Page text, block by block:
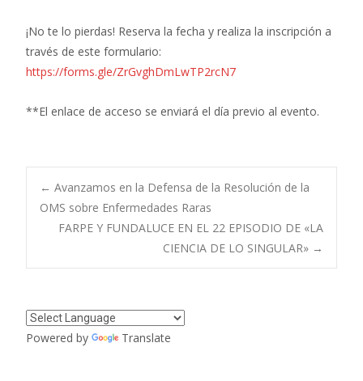
¡No te lo pierdas! Reserva la fecha y realiza la inscripción a
través de este formulario:
https://forms.gle/ZrGvghDmLwTP2rcN7
**El enlace de acceso se enviará el día previo al evento.
Navegación
entradas
← Avanzamos en la Defensa de la Resolución de la
OMS sobre Enfermedades Raras
FARPE Y FUNDALUCE EN EL 22 EPISODIO DE «LA
CIENCIA DE LO SINGULAR» →
Powered by Translate